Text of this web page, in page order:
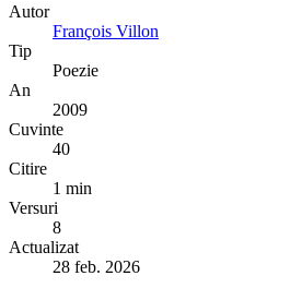
Autor
François Villon
Tip
Poezie
An
2009
Cuvinte
40
Citire
1 min
Versuri
8
Actualizat
28 feb. 2026